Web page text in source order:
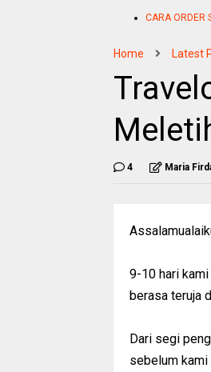
CARA ORDER
Home Latest
4 Maria
9-10 hari
berasa teruja
Dari segi
sebelum kami